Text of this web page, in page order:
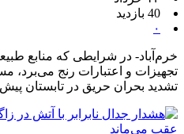
40 بازدید
۰
خرم‌آباد- در شرایطی که منابع
تجهیزات و اعتبارات رنج می‌برد،
تشدید بحران حریق در تابستان